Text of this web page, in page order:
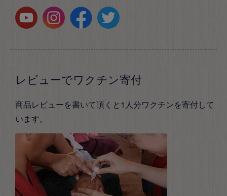
レビューでワクチン寄付
商品レビューを書いて頂くと1人分ワクチンを寄付して
います。